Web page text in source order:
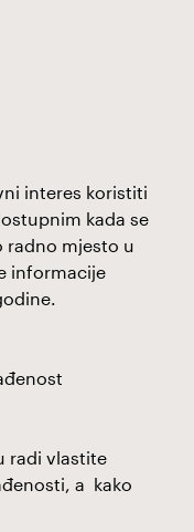
interes koristiti
kada se
radno mjesto u
informacije
radi vlastite
a kako